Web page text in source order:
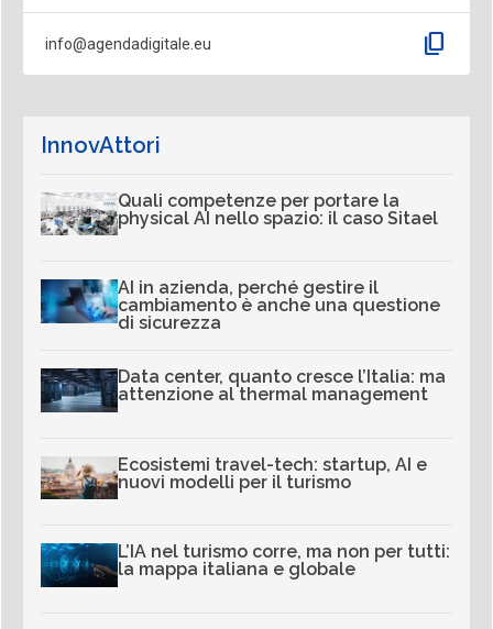
info@agendadigitale.eu content_copy
InnovAttori
Quali competenze per portare la
physical AI nello spazio: il caso Sitael
AI in azienda, perché gestire il
cambiamento è anche una questione
di sicurezza
Data center, quanto cresce l’Italia: ma
attenzione al thermal management
Ecosistemi travel-tech: startup, AI e
nuovi modelli per il turismo
L’IA nel turismo corre, ma non per tutti:
la mappa italiana e globale